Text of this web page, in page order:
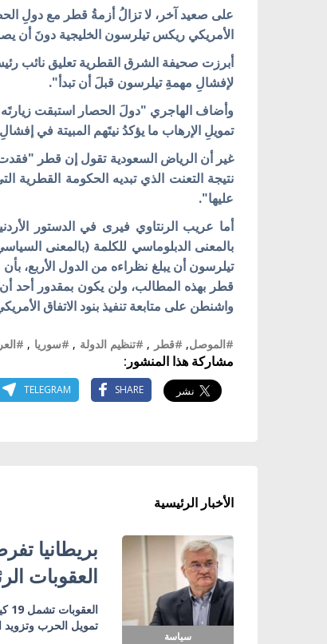
على صعيد آخر، لا تزالُ أزمةُ قطر مع دولِ
الأمريكي ريكس تيلرسون الخليجية دونَ أن
أبرزت صحيفة الشرق القطرية تعليق نائب
لإفشالِ مهمةِ تيلرسون قبلَ أن تبدأ".
وأضاف الهاجري "دولَ الحصار استبقت
تمويلِ الإرهاب ما يؤكدُ نيتَهم المبيتة في
غير أن الرياض السعودية تقول إن قطر "فقدت
نتيجة التعنت الذي تبديه الحكومة القطرية
عليها".
أما عريب الرنتاوي فيرى في الدستور
بالمعنى الدبلوماسي للكلمة (بالمعنى
تيلرسون أن يبلغ نظراءه من الدول الأربع،
قطر بهذه المطالب، ولن يكون بمقدور أحد
واشنطن على متابعة تنفيذ بنود الاتفاق
#الموصل, #قطر , #تنظيم الدولة , #سوريا ,
مشاركة هذا المنشور:
SHARE
TELEGRAM
الأخبار الرئيسية
سياسة
بريطانيا
العقوبات
تمويل الحرب وتزويد